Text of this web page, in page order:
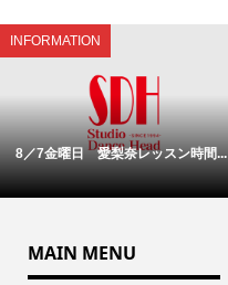
INFORMATION
8／7金曜日 愛梨奈レッスン時間...
MAIN MENU